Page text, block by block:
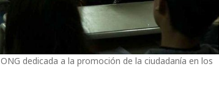
dedicada a la promoción de la ciudadanía en los